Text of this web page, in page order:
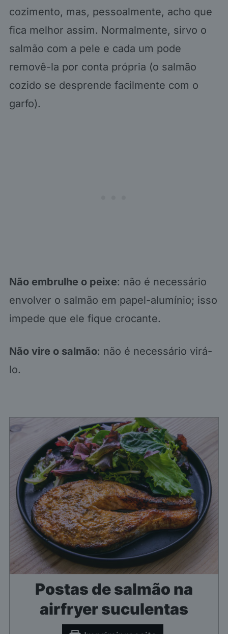
cozimento, mas, pessoalmente, acho que
fica melhor assim. Normalmente, sirvo o
salmão com a pele e cada um pode
removê-la por conta própria (o salmão
cozido se desprende facilmente com o
garfo).
Não embrulhe o peixe: não é necessário
envolver o salmão em papel-alumínio; isso
impede que ele fique crocante.
Não vire o salmão: não é necessário virá-
lo.
Postas de salmão na
airfryer suculentas